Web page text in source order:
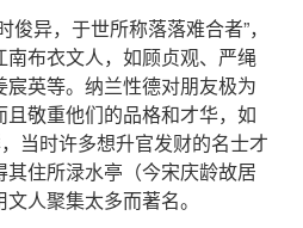
异，于世所称落落难合者”，
布衣文人，如顾贞观、严绳
英等。纳兰性德对朋友极为
敬重他们的品格和才华，如
当时许多想升官发财的名士才
住所渌水亭（今宋庆龄故居
人聚集太多而著名。